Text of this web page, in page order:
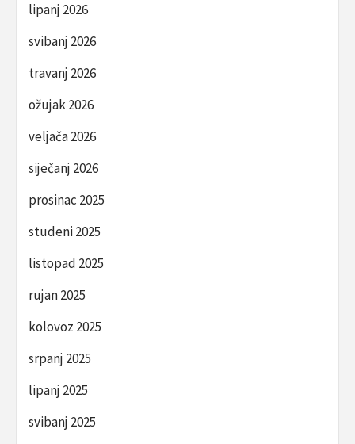
lipanj 2026
svibanj 2026
travanj 2026
ožujak 2026
veljača 2026
siječanj 2026
prosinac 2025
studeni 2025
listopad 2025
rujan 2025
kolovoz 2025
srpanj 2025
lipanj 2025
svibanj 2025